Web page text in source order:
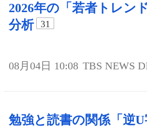
2026年の「若者トレンド
分析
31
08月04日 10:08 TBS NEWS
勉強と読書の関係「逆